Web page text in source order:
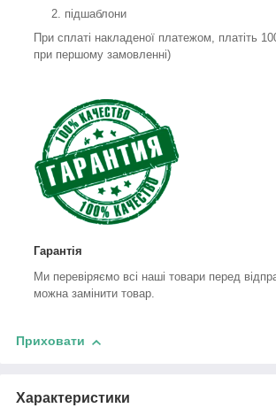
підшаблони
При сплаті накладеної платежом, платіть
при першому замовленні)
Гарантія
Ми перевіряємо всі наші товари перед
можна замінити товар.
Приховати
Характеристики